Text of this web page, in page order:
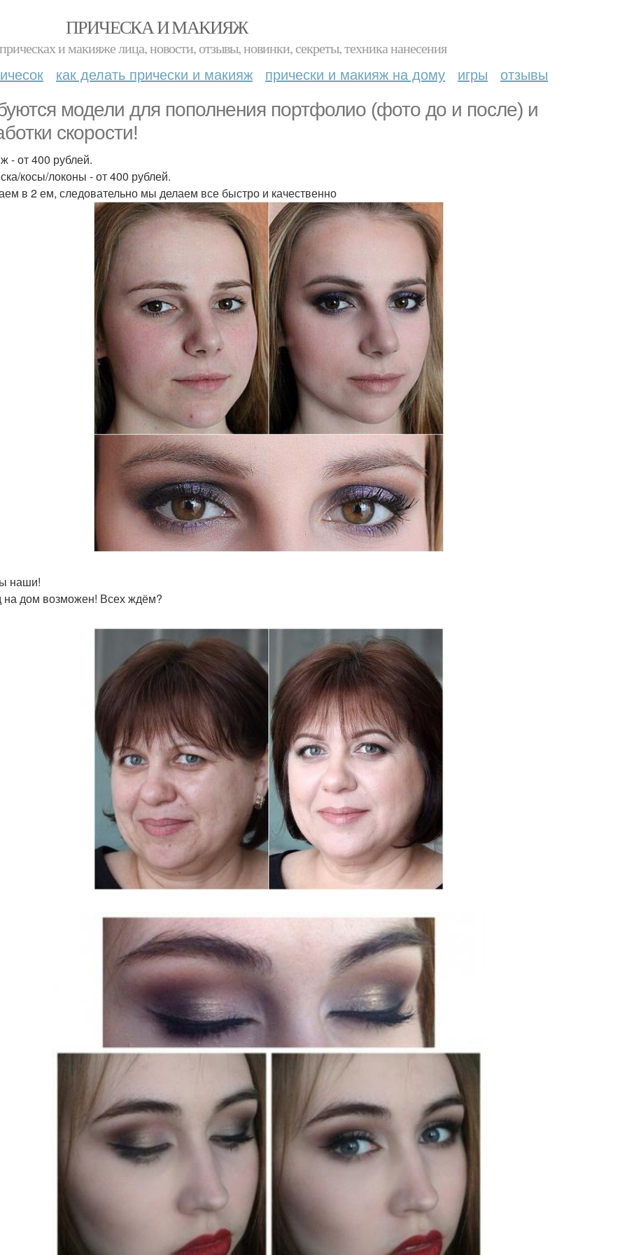
ПРИЧЕСКА И МАКИЯЖ
и макияже лица, новости, отзывы, новинки, секреты, техника нанесения
как делать прически и макияж прически и макияж на дому игры отзывы
модели для пополнения портфолио (фото до и после) и
скорости!
- от 400 рублей.
косы/локоны - от 400 рублей.
в 2 ем, следовательно мы делаем все быстро и качественно
наши!
на дом возможен! Всех ждём?